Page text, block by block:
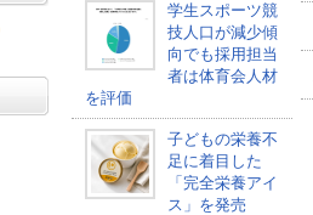
学生スポーツ競
技人口が減少傾
向でも採用担当
者は体育会人材
を評価
子どもの栄養不
足に着目した
「完全栄養アイ
ス」を発売